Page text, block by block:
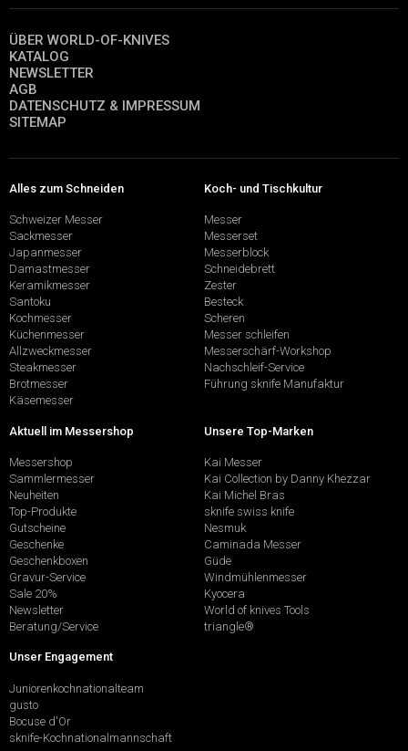
ÜBER WORLD-OF-KNIVES
KATALOG
NEWSLETTER
AGB
DATENSCHUTZ & IMPRESSUM
SITEMAP
Alles zum Schneiden
Schweizer Messer
Sackmesser
Japanmesser
Damastmesser
Keramikmesser
Santoku
Kochmesser
Küchenmesser
Allzweckmesser
Steakmesser
Brotmesser
Käsemesser
Koch- und Tischkultur
Messer
Messerset
Messerblock
Schneidebrett
Zester
Besteck
Scheren
Messer schleifen
Messerschärf-Workshop
Nachschleif-Service
Führung sknife Manufaktur
Aktuell im Messershop
Messershop
Sammlermesser
Neuheiten
Top-Produkte
Gutscheine
Geschenke
Geschenkboxen
Gravur-Service
Sale 20%
Newsletter
Beratung/Service
Unsere Top-Marken
Kai Messer
Kai Collection by Danny Khezzar
Kai Michel Bras
sknife swiss knife
Nesmuk
Caminada Messer
Güde
Windmühlenmesser
Kyocera
World of knives Tools
triangle®
Unser Engagement
Juniorenkochnationalteam
gusto
Bocuse d'Or
sknife-Kochnationalmannschaft